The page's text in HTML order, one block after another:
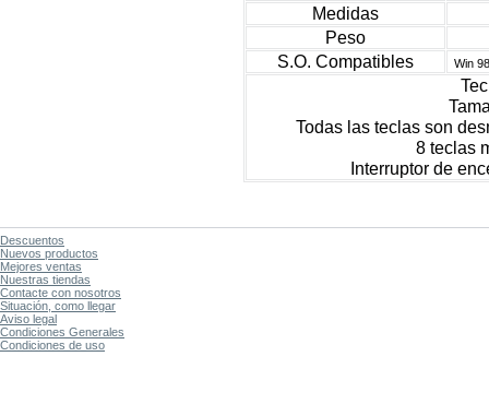
Medidas
Peso
S.O. Compatibles
Win
Todas las teclas son
8 teclas
Interruptor de
Descuentos
Nuevos productos
Mejores ventas
Nuestras tiendas
Contacte con nosotros
Situación, como llegar
Aviso legal
Condiciones Generales
Condiciones de uso